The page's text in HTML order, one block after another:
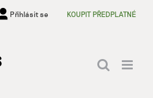
Přihlásit se KOUPIT PŘEDPLATNÉ